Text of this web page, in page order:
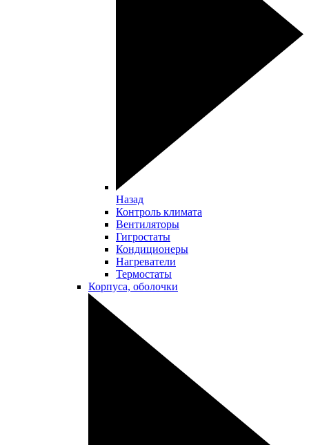
Назад
Контроль климата
Вентиляторы
Гигростаты
Кондиционеры
Нагреватели
Термостаты
Корпуса, оболочки